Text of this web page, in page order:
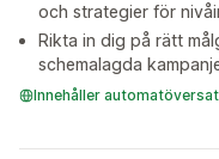
och strategier för
Rikta in dig på rätt
schemalagda
Innehåller